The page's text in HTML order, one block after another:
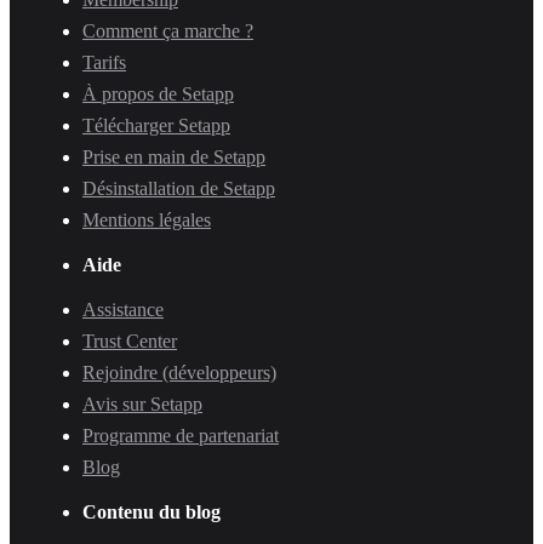
Comment ça marche ?
Tarifs
À propos de Setapp
Télécharger Setapp
Prise en main de Setapp
Désinstallation de Setapp
Mentions légales
Aide
Assistance
Trust Center
Rejoindre (développeurs)
Avis sur Setapp
Programme de partenariat
Blog
Contenu du blog